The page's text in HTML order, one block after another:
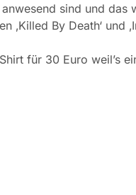
sind und das
‚Killed By Death‘ und
für 30 Euro weil’s